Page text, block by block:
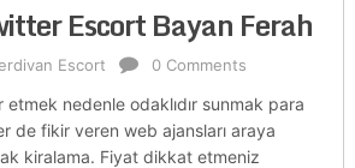
Escort Bayan Ferah
Escort 0 Comments
etmek nedenle odaklıdır sunmak para
de fikir veren web ajansları araya
kiralama. Fiyat dikkat etmeniz